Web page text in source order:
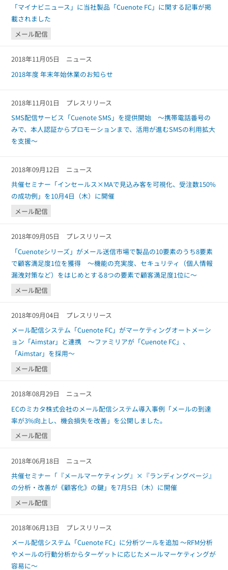
SNSプロモーション支援事業
「マイナビニュース」に当社製品「Cuenote FC」に関する記事が掲
載されました
メール配信
2018年11月05日
ニュース
2018年度 年末年始休業のお知らせ
2018年11月01日
プレスリリース
SMS配信サービス「Cuenote SMS」を提供開始 ～携帯電話番号の
みで、本人認証からプロモーションまで、活用が進むSMSの利用拡大
を支援～
2018年09月12日
ニュース
共催セミナー「インセールス×MAで見込み客を可視化、受注数150%
の成功例」を10月4日（木）に開催
メール配信
2018年09月05日
プレスリリース
「Cuenoteシリーズ」がメール送信市場で製品の10要素のうち8要素
で顧客満足度1位を獲得 ～機能の充実度、セキュリティ（個人情報
漏洩対策など）をはじめとする8つの要素で顧客満足度1位に～
メール配信
2018年09月04日
プレスリリース
メール配信システム「Cuenote FC」がマーケティングオートメーシ
ョン「Aimstar」と連携 ～ファミリアが「Cuenote FC」、
「Aimstar」を採用～
メール配信
2018年08月29日
ニュース
ECのミカタ株式会社のメール配信システム導入事例「メールの到達
率が3%向上し、機会損失を改善」を公開しました。
メール配信
2018年06月18日
ニュース
共催セミナー「『メールマーケティング』×『ランディングページ』
の分析・改善が《顧客化》の鍵」を7月5日（木）に開催
メール配信
2018年06月13日
プレスリリース
メール配信システム「Cuenote FC」に分析ツールを追加 ～RFM分析
やメールの行動分析からターゲットに応じたメールマーケティングが
容易に～